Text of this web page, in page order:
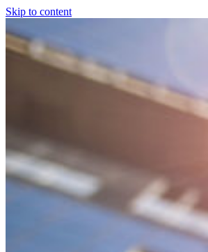
Skip to content